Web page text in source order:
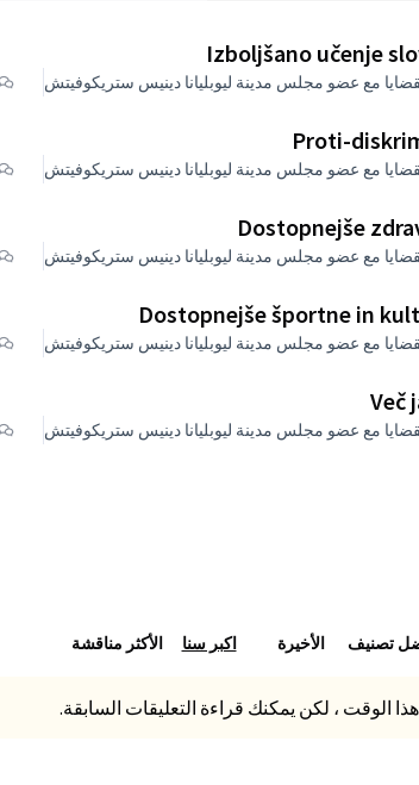
Izboljšano učenje
مع عضو مجلس مدينة ليوبليانا دينيس ستريكوفيتش
Proti-
مع عضو مجلس مدينة ليوبليانا دينيس ستريكوفيتش
Dostopnejše
مع عضو مجلس مدينة ليوبليانا دينيس ستريكوفيتش
Dostopnejše športne in
مع عضو مجلس مدينة ليوبليانا دينيس ستريكوفيتش
Več
مع عضو مجلس مدينة ليوبليانا دينيس ستريكوفيتش
تصنيف الأخيرة اكبر سنا الأكثر مناقشة
الوقت ، لكن يمكنك قراءة التعليقات السابقة.